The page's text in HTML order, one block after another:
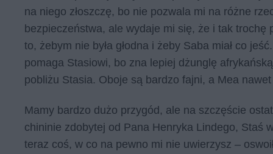
na niego złoszczę, bo nie pozwala mi na różne
bezpieczeństwa, ale wydaje mi się, że i tak trochę
to, żebym nie była głodna i żeby Saba miał co
pomaga Stasiowi, bo zna lepiej dżunglę
pobliżu Stasia. Oboje są bardzo fajni, a Mea
Mamy bardzo dużo przygód, ale na szczęście
chininie zdobytej od Pana Henryka Lindego, Staś
teraz coś, w co na pewno mi nie uwierzysz –